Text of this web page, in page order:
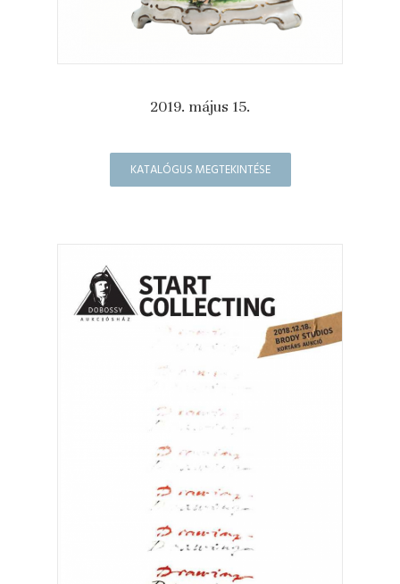
2019. május 15.
KATALÓGUS MEGTEKINTÉSE